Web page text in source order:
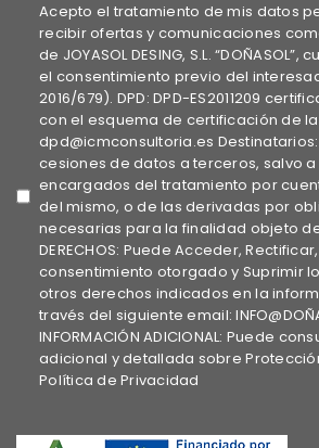
Acepto el tratamiento de mis datos
recibir ofertas y comunicaciones
de JOYASOL DESING, S.L.
el consentimiento previo del
2016/679). DPD: DPD-ES2011209
con el esquema de certificación de la
dpd@icmconsultoria.es
cesiones de datos a terceros, salvo
encargados del tratamiento por
del mismo, o de las derivadas por
necesarias para la finalidad objeto
DERECHOS: Puede Acceder,
consentimiento otorgado y Suprimir
otros derechos indicados en la
través del siguiente email:
INFORMACIÓN ADICIONAL: Puede
adicional y detallada sobre
Política de Privacidad